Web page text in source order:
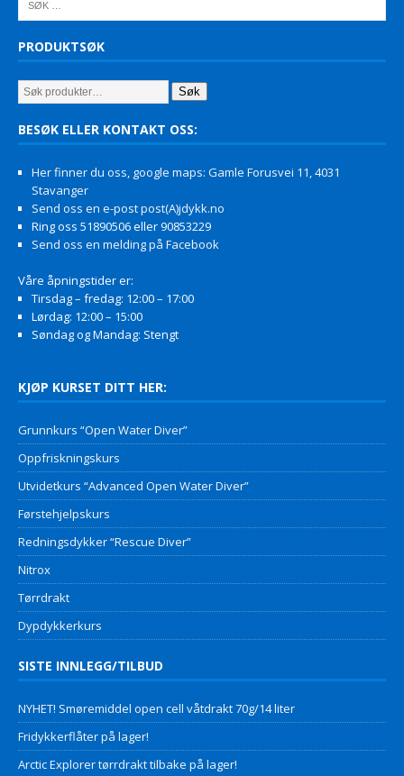
PRODUKTSØK
Søk
BESØK ELLER KONTAKT OSS:
Her finner du oss, google maps: Gamle Forusvei 11, 4031
Stavanger
Send oss en e-post post(A)jdykk.no
Ring oss 51890506 eller 90853229
Send oss en melding på Facebook
Våre åpningstider er:
Tirsdag – fredag: 12:00 – 17:00
Lørdag: 12:00 – 15:00
Søndag og Mandag: Stengt
KJØP KURSET DITT HER:
Grunnkurs “Open Water Diver”
Oppfriskningskurs
Utvidetkurs “Advanced Open Water Diver”
Førstehjelpskurs
Redningsdykker “Rescue Diver”
Nitrox
Tørrdrakt
Dypdykkerkurs
SISTE INNLEGG/TILBUD
NYHET! Smøremiddel open cell våtdrakt 70g/14 liter
Fridykkerflåter på lager!
Arctic Explorer tørrdrakt tilbake på lager!